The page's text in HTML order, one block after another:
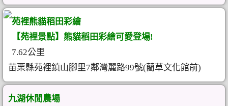
苑裡熊貓稻田彩繪
【苑裡景點】熊貓稻田彩繪可愛登場!
7.62公里
苗栗縣苑裡鎮山腳里7鄰灣麗路99號(藺草文化館前)
九湖休閒農場